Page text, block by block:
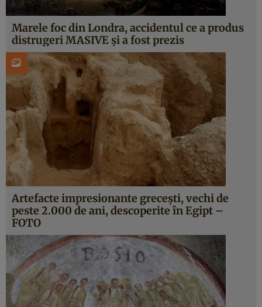
Marele foc din Londra, accidentul ce a produs
distrugeri MASIVE şi a fost prezis
Artefacte impresionante greceşti, vechi de
peste 2.000 de ani, descoperite în Egipt –
FOTO